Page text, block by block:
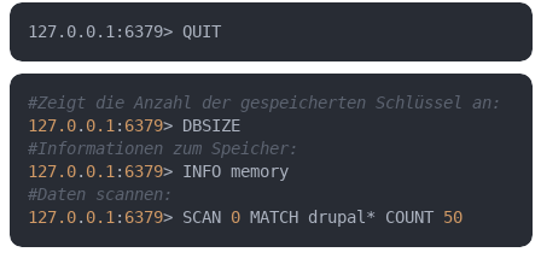
127.0.0.1:6379> QUIT
#Zeigt die Anzahl der gespeicherten Schlüssel an:
127.0. 0.1 : 6379
> DBSIZE
#Informationen zum Speicher:
127.0. 0.1 : 6379
> INFO memory
#Daten scannen:
127.0. 0.1 : 6379> SCAN 0 MATCH drupal* COUNT 50